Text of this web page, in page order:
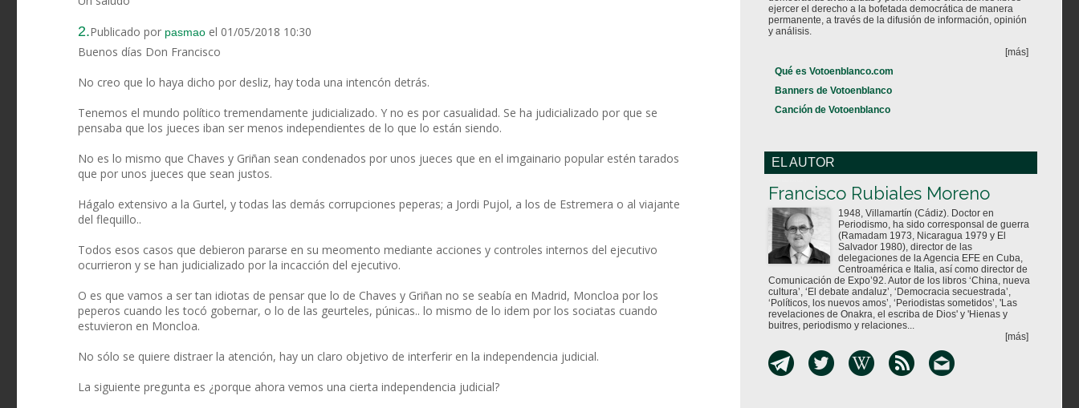
2.Publicado por pasmao el 01/05/2018 10:30
Buenos días Don Francisco
No creo que lo haya dicho por desliz, hay toda una intencón detrás.
Tenemos el mundo político tremendamente judicializado. Y no es por casualidad. Se ha judicializado por que se
pensaba que los jueces iban ser menos independientes de lo que lo están siendo.
No es lo mismo que Chaves y Griñan sean condenados por unos jueces que en el imgainario popular estén tarados
que por unos jueces que sean justos.
Hágalo extensivo a la Gurtel, y todas las demás corrupciones peperas; a Jordi Pujol, a los de Estremera o al viajante
del flequillo..
Todos esos casos que debieron pararse en su meomento mediante acciones y controles internos del ejecutivo
ocurrieron y se han judicializado por la incacción del ejecutivo.
O es que vamos a ser tan idiotas de pensar que lo de Chaves y Griñan no se seabía en Madrid, Moncloa por los
peperos cuando les tocó gobernar, o lo de las geurteles, púnicas.. lo mismo de lo idem por los sociatas cuando
estuvieron en Moncloa.
No sólo se quiere distraer la atención, hay un claro objetivo de interferir en la independencia judicial.
La siguiente pregunta es ¿porque ahora vemos una cierta independencia judicial?
ejercer el derecho a la bofetada democrática de manera
permanente, a través de la difusión de información, opinión
y análisis.
[más]
Qué es Votoenblanco.com
Banners de Votoenblanco
Canción de Votoenblanco
EL AUTOR
Francisco Rubiales Moreno
1948, Villamartín (Cádiz). Doctor en
Periodismo, ha sido corresponsal de guerra
(Ramadam 1973, Nicaragua 1979 y El
Salvador 1980), director de las
delegaciones de la Agencia EFE en Cuba,
Centroamérica e Italia, así como director de
Comunicación de Expo’92. Autor de los libros ‘China, nueva
cultura’, ‘El debate andaluz’, ‘Democracia secuestrada’,
‘Políticos, los nuevos amos’, ‘Periodistas sometidos’, 'Las
revelaciones de Onakra, el escriba de Dios' y 'Hienas y
buitres, periodismo y relaciones...
[más]